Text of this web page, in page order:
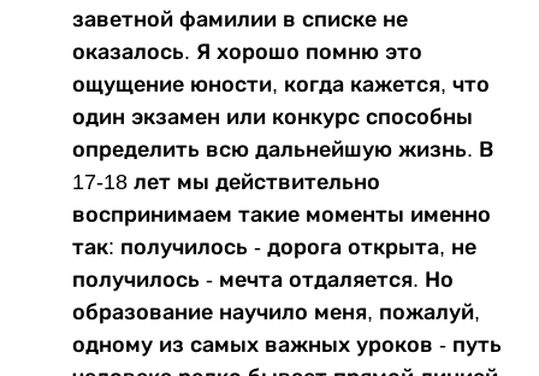
заветной фамилии в списке не
оказалось. Я хорошо помню это
ощущение юности, когда кажется, что
один экзамен или конкурс способны
определить всю дальнейшую жизнь. В
17-18 лет мы действительно
воспринимаем такие моменты именно
так: получилось - дорога открыта, не
получилось - мечта отдаляется. Но
образование научило меня, пожалуй,
одному из самых важных уроков - путь